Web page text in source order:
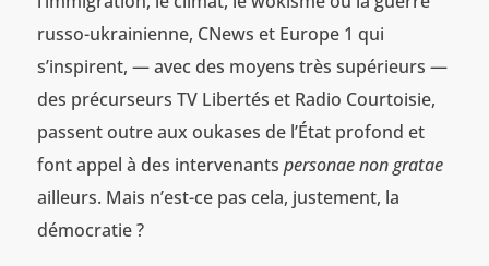
russo-ukrainienne, CNews et Europe 1 qui
s’inspirent, — avec des moyens très supérieurs —
des précurseurs TV Libertés et Radio Courtoisie,
passent outre aux oukases de l’État profond et
font appel à des intervenants personae non gratae
ailleurs. Mais n’est-ce pas cela, justement, la
démocratie ?